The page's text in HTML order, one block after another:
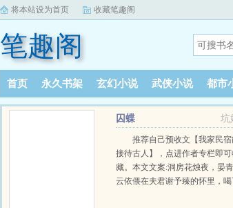
将本站设为首页 收藏笔趣阁
笔趣阁
首页 永久书架 玄幻小说 武侠小说 都市
阅读记录
坑
囚蝶
推荐自己预收文【我家民
接待古人】，点进作者专栏即可
藏。本文文案:洞房花烛夜，晏青
云依偎在夫君谢予臻的怀里，